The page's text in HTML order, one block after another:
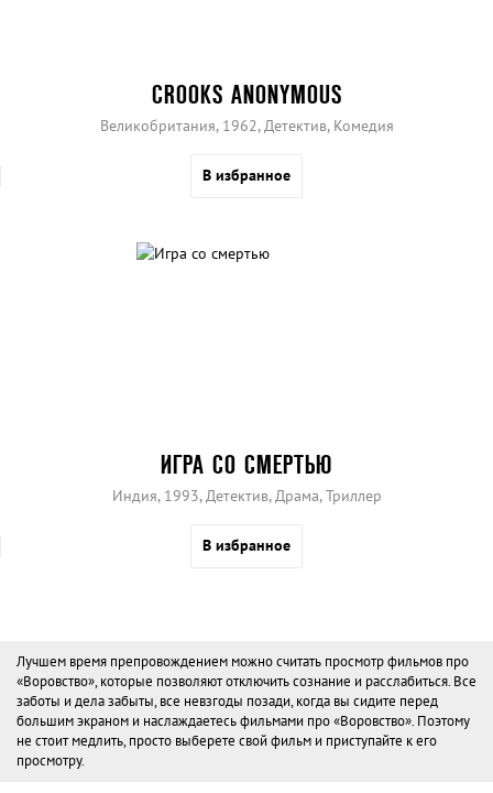
CROOKS ANONYMOUS
Великобритания, 1962, Детектив, Комедия
В избранное
ИГРА СО СМЕРТЬЮ
Индия, 1993, Детектив, Драма, Триллер
В избранное
Лучшем время препровождением можно считать просмотр фильмов про
«Воровство», которые позволяют отключить сознание и расслабиться. Все
заботы и дела забыты, все невзгоды позади, когда вы сидите перед
большим экраном и наслаждаетесь фильмами про «Воровство». Поэтому
не стоит медлить, просто выберете свой фильм и приступайте к его
просмотру.